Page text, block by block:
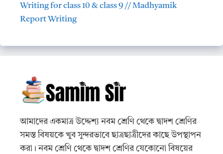
Writing for class 10 & class 9 // Madhyamik
Report Writing
আমাদের একমাত্র উদ্দেশ্য নবম শ্রেণি থেকে দ্বাদশ শ্রেণির
সমস্ত বিষয়কে খুব সুন্দরভাবে ছাত্রছাত্রীদের কাছে উপস্থাপন
করা। নবম শ্রেণি থেকে দ্বাদশ শ্রেণির যেকোনো বিষয়ের